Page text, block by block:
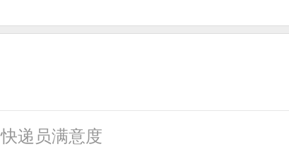
快递员满意度